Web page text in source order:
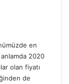
en
2020
olan fiyatı
de